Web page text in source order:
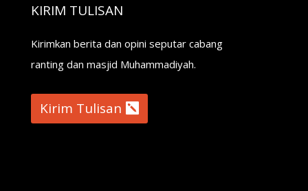
KIRIM TULISAN
Kirimkan berita dan opini seputar cabang
ranting dan masjid Muhammadiyah.
Kirim Tulisan